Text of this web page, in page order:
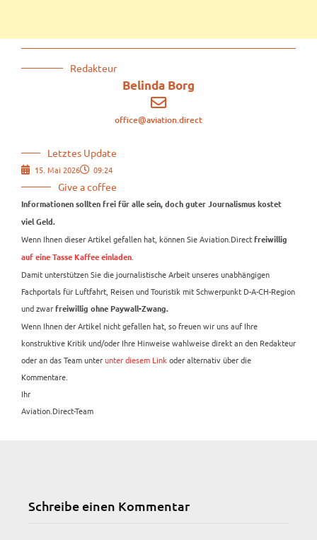
Redakteur
Belinda Borg
office@aviation.direct
Letztes Update
15. Mai 2026 09:24
Give a coffee
Informationen sollten frei für alle sein, doch guter Journalismus kostet
viel Geld.
Wenn Ihnen dieser Artikel gefallen hat, können Sie Aviation.Direct freiwillig
auf eine Tasse Kaffee einladen.
Damit unterstützen Sie die journalistische Arbeit unseres unabhängigen
Fachportals für Luftfahrt, Reisen und Touristik mit Schwerpunkt D-A-CH-Region
und zwar freiwillig ohne Paywall-Zwang.
Wenn Ihnen der Artikel nicht gefallen hat, so freuen wir uns auf Ihre
konstruktive Kritik und/oder Ihre Hinweise wahlweise direkt an den Redakteur
oder an das Team unterunter diesem Linkoder alternativ über die
Kommentare.
Ihr
Aviation.Direct-Team
Schreibe einen Kommentar